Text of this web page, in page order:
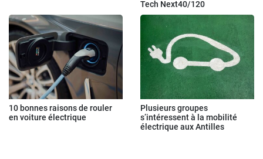
Tech Next40/120
10 bonnes raisons de rouler
en voiture électrique
Plusieurs groupes
s’intéressent à la mobilité
électrique aux Antilles